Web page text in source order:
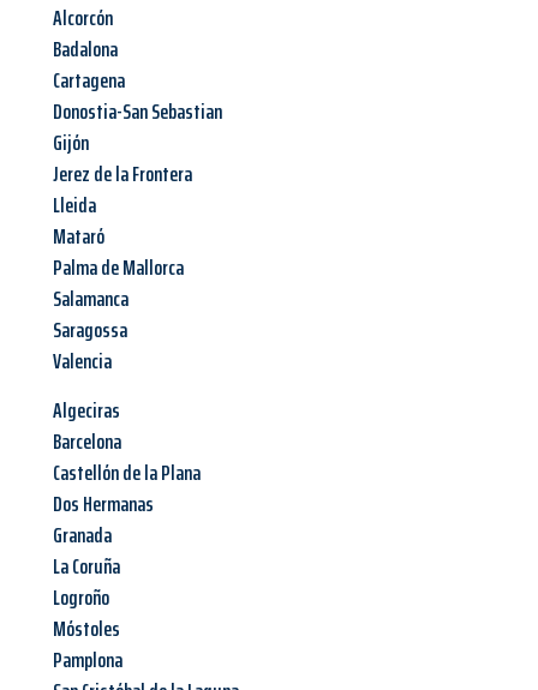
Alcorcón
Badalona
Cartagena
Donostia-San Sebastian
Gijón
Jerez de la Frontera
Lleida
Mataró
Palma de Mallorca
Salamanca
Saragossa
Valencia
Algeciras
Barcelona
Castellón de la Plana
Dos Hermanas
Granada
La Coruña
Logroño
Móstoles
Pamplona